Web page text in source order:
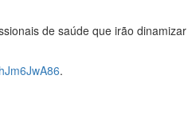
de saúde que irão dinamizar
.